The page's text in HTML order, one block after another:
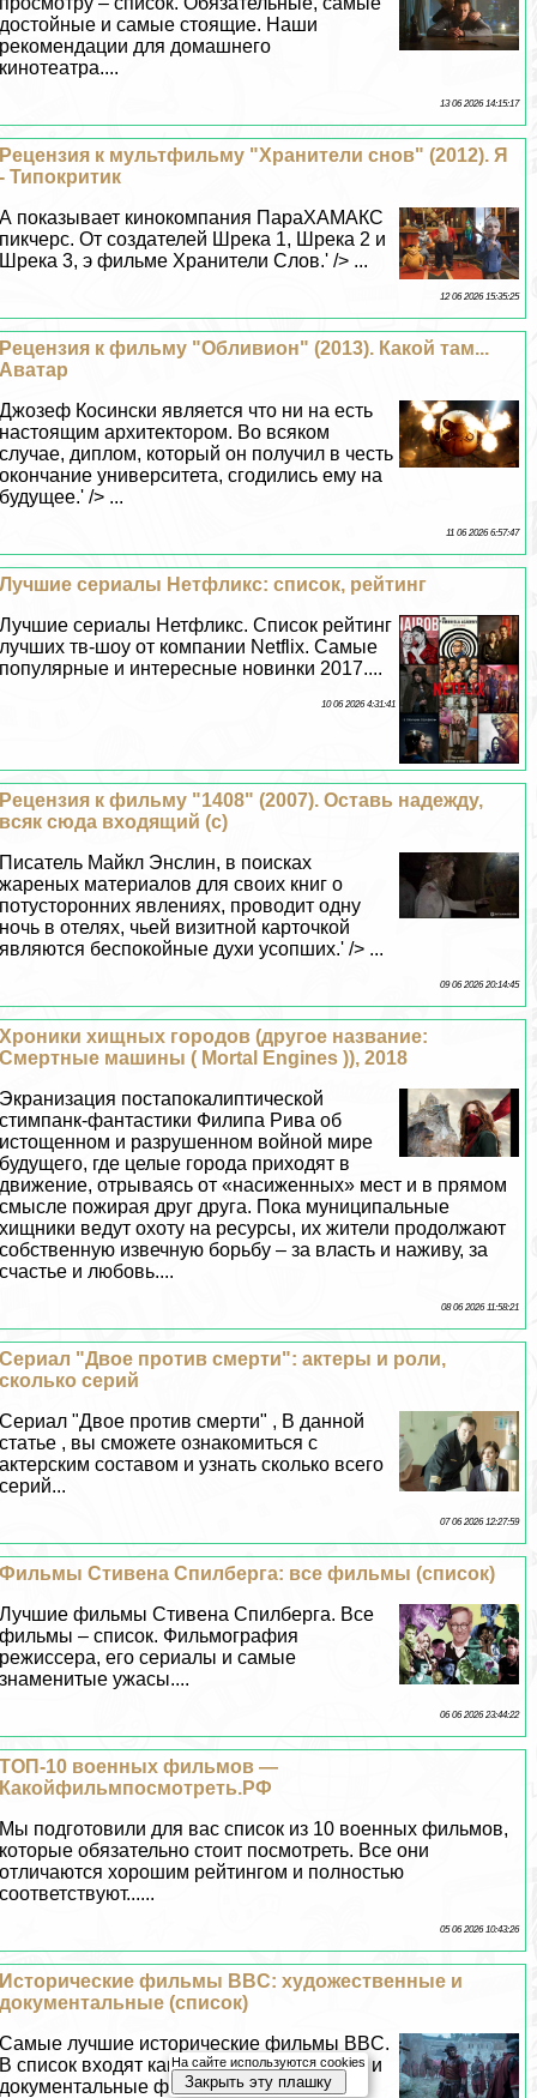
достойные и самые стоящие. Наши
рекомендации для домашнего
кинотеатра....
13 06 2026 14:15:17
Рецензия к мультфильму "Хранители снов" (2012). Я
- Типокритик
А показывает кинокомпания ПараХАМАКС
пикчерс. От создателей Шрека 1, Шрека 2 и
Шрека 3, э фильме Хранители Слов.' /> ...
12 06 2026 15:35:25
Рецензия к фильму "Обливион" (2013). Какой там...
Аватар
Джозеф Косински является что ни на есть
настоящим архитектором. Во всяком
случае, диплом, который он получил в честь
окончание университета, сгодились ему на
будущее.' /> ...
11 06 2026 6:57:47
Лучшие сериалы Нетфликс: список, рейтинг
Лучшие сериалы Нетфликс. Список рейтинг
лучших тв-шоу от компании Netflix. Самые
популярные и интересные новинки 2017....
10 06 2026 4:31:41
Рецензия к фильму "1408" (2007). Оставь надежду,
всяк сюда входящий (с)
Писатель Майкл Энслин, в поисках
жареных материалов для своих книг о
потусторонних явлениях, проводит одну
ночь в отелях, чьей визитной карточкой
являются беспокойные духи усопших.' /> ...
09 06 2026 20:14:45
Хроники хищных городов (другое название:
Cмepтные машины ( Mortal Engines )), 2018
Экранизация постапокалиптической
стимпанк-фантастики Филипа Рива об
истощенном и разрушенном войной мире
будущего, где целые города приходят в
движение, отрываясь от «насиженных» мест и в прямом
смысле пожирая друг друга. Пока муниципальные
хищники ведут охоту на ресурсы, их жители продолжают
собственную извечную борьбу – за власть и наживу, за
счастье и любовь....
08 06 2026 11:58:21
Сериал "Двое против cмepти": актеры и роли,
сколько серий
Сериал "Двое против cмepти" , В данной
статье , вы сможете ознакомиться с
актерским составом и узнать сколько всего
серий...
07 06 2026 12:27:59
Фильмы Стивена Спилберга: все фильмы (список)
Лучшие фильмы Стивена Спилберга. Все
фильмы – список. Фильмография
режиссера, его сериалы и самые
знаменитые ужасы....
06 06 2026 23:44:22
ТОП-10 военных фильмов —
Какойфильмпосмотреть.РФ
Мы подготовили для вас список из 10 военных фильмов,
которые обязательно стоит посмотреть. Все они
отличаются хорошим рейтингом и полностью
соответствуют......
05 06 2026 10:43:26
Исторические фильмы BBC: художественные и
документальные (список)
Самые лучшие исторические фильмы BBC.
В список входят как художественные, так и
документальные фильмы....
На сайте используются cookies
Закрыть эту плашку